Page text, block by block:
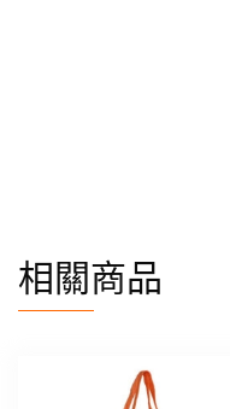
相關商品